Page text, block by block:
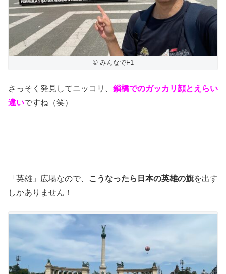
© みんなでF1
さっそく発見してニッコリ、 鎖橋でのガッカリ顔とえらい
違いですね（笑）
「英雄」広場なので、 こうなったら日本の英雄の旗を出す
しかありません！